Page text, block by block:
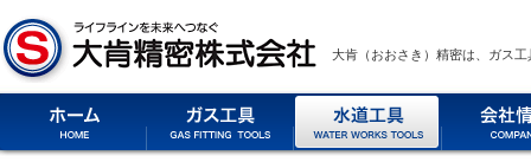
大肯（おおさき）精密は、ガス